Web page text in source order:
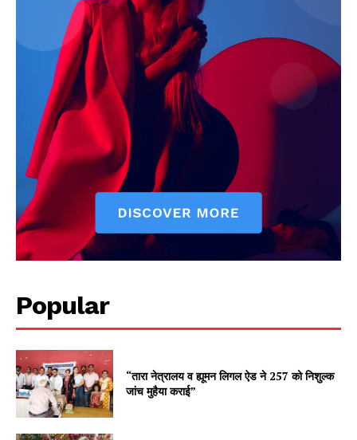
Popular
“तारा नेत्रालय व ह्यूमन लिगल ऐड ने 257 को निशुल्क
जांच मुहैया कराई”